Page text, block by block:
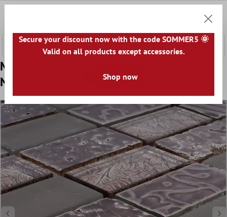
Model din Plăci De Mozaic Sticlă Piatră
Naturală Piroshka Maro
Secure your discount now with the code SOMMER5 🌞
Valid on all products except accessories.
Shop now